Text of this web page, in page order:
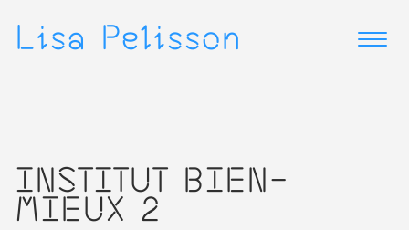
Lisa Pelisson
▷
INSTITUT BIEN-
MIEUX 2